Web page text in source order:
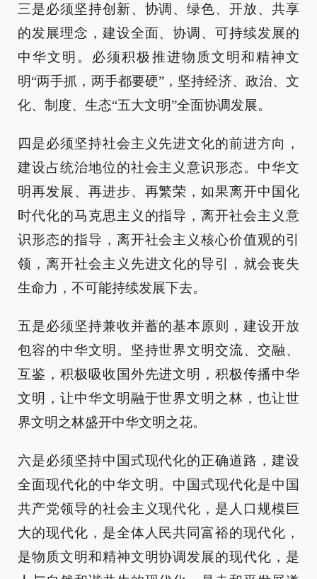
三是必须坚持创新、协调、绿色、开放、共享
的发展理念，建设全面、协调、可持续发展的
中华文明。必须积极推进物质文明和精神文
明“两手抓，两手都要硬”，坚持经济、政治、文
化、制度、生态“五大文明”全面协调发展。
四是必须坚持社会主义先进文化的前进方向，
建设占统治地位的社会主义意识形态。中华文
明再发展、再进步、再繁荣，如果离开中国化
时代化的马克思主义的指导，离开社会主义意
识形态的指导，离开社会主义核心价值观的引
领，离开社会主义先进文化的导引，就会丧失
生命力，不可能持续发展下去。
五是必须坚持兼收并蓄的基本原则，建设开放
包容的中华文明。坚持世界文明交流、交融、
互鉴，积极吸收国外先进文明，积极传播中华
文明，让中华文明融于世界文明之林，也让世
界文明之林盛开中华文明之花。
六是必须坚持中国式现代化的正确道路，建设
全面现代化的中华文明。中国式现代化是中国
共产党领导的社会主义现代化，是人口规模巨
大的现代化，是全体人民共同富裕的现代化，
是物质文明和精神文明协调发展的现代化，是